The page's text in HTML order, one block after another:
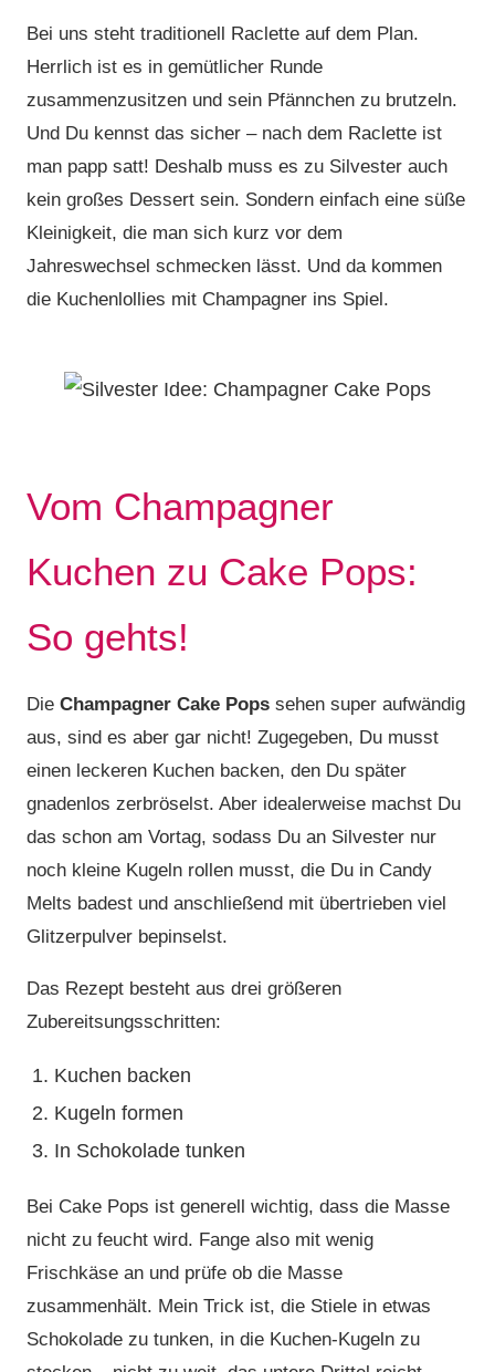
Bei uns steht traditionell Raclette auf dem Plan.
Herrlich ist es in gemütlicher Runde
zusammenzusitzen und sein Pfännchen zu brutzeln.
Und Du kennst das sicher – nach dem Raclette ist
man papp satt! Deshalb muss es zu Silvester auch
kein großes Dessert sein. Sondern einfach eine süße
Kleinigkeit, die man sich kurz vor dem
Jahreswechsel schmecken lässt. Und da kommen
die Kuchenlollies mit Champagner ins Spiel.
Vom Champagner
Kuchen zu Cake Pops:
So gehts!
Die Champagner Cake Pops sehen super aufwändig
aus, sind es aber gar nicht! Zugegeben, Du musst
einen leckeren Kuchen backen, den Du später
gnadenlos zerbröselst. Aber idealerweise machst Du
das schon am Vortag, sodass Du an Silvester nur
noch kleine Kugeln rollen musst, die Du in Candy
Melts badest und anschließend mit übertrieben viel
Glitzerpulver bepinselst.
Das Rezept besteht aus drei größeren
Zubereitsungsschritten:
Kuchen backen
Kugeln formen
In Schokolade tunken
Bei Cake Pops ist generell wichtig, dass die Masse
nicht zu feucht wird. Fange also mit wenig
Frischkäse an und prüfe ob die Masse
zusammenhält. Mein Trick ist, die Stiele in etwas
Schokolade zu tunken, in die Kuchen-Kugeln zu